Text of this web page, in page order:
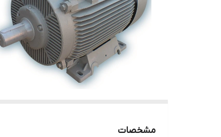
مشخصات